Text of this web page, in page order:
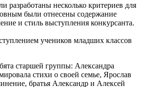
разработаны несколько критериев для
были отнесены содержание
и стиль выступления конкурсанта.
учеников младших классов
старшей группы: Александра
стихи о своей семье, Ярослав
братья Александр и Алексей